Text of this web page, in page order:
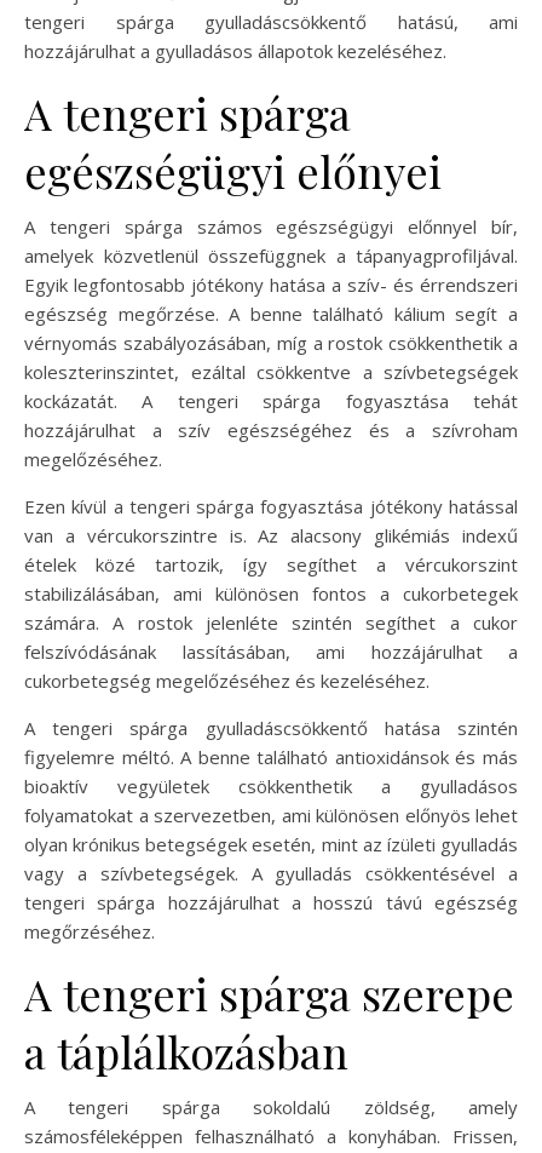
tengeri spárga gyulladáscsökkentő hatású, ami
hozzájárulhat a gyulladásos állapotok kezeléséhez.
A tengeri spárga
egészségügyi előnyei
A tengeri spárga számos egészségügyi előnnyel bír,
amelyek közvetlenül összefüggnek a tápanyagprofiljával.
Egyik legfontosabb jótékony hatása a szív- és érrendszeri
egészség megőrzése. A benne található kálium segít a
vérnyomás szabályozásában, míg a rostok csökkenthetik a
koleszterinszintet, ezáltal csökkentve a szívbetegségek
kockázatát. A tengeri spárga fogyasztása tehát
hozzájárulhat a szív egészségéhez és a szívroham
megelőzéséhez.
Ezen kívül a tengeri spárga fogyasztása jótékony hatással
van a vércukorszintre is. Az alacsony glikémiás indexű
ételek közé tartozik, így segíthet a vércukorszint
stabilizálásában, ami különösen fontos a cukorbetegek
számára. A rostok jelenléte szintén segíthet a cukor
felszívódásának lassításában, ami hozzájárulhat a
cukorbetegség megelőzéséhez és kezeléséhez.
A tengeri spárga gyulladáscsökkentő hatása szintén
figyelemre méltó. A benne található antioxidánsok és más
bioaktív vegyületek csökkenthetik a gyulladásos
folyamatokat a szervezetben, ami különösen előnyös lehet
olyan krónikus betegségek esetén, mint az ízületi gyulladás
vagy a szívbetegségek. A gyulladás csökkentésével a
tengeri spárga hozzájárulhat a hosszú távú egészség
megőrzéséhez.
A tengeri spárga szerepe
a táplálkozásban
A tengeri spárga sokoldalú zöldség, amely
számosféleképpen felhasználható a konyhában. Frissen,